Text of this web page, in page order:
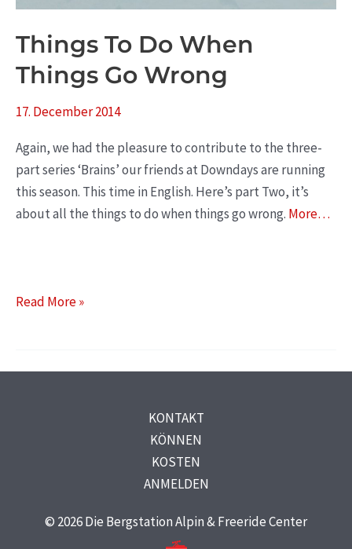
Things To Do When
Things Go Wrong
17. December 2014
Again, we had the pleasure to contribute to the three-
part series ‘Brains’ our friends at Downdays are running
this season. This time in English. Here’s part Two, it’s
about all the things to do when things go wrong. More…
Read More »
KONTAKT
KÖNNEN
KOSTEN
ANMELDEN
© 2026 Die Bergstation Alpin & Freeride Center